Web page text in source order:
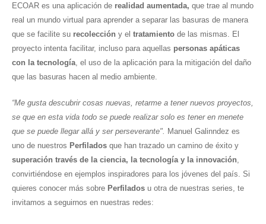
ECOAR es una aplicación de realidad aumentada, que trae al mundo
real un mundo virtual para aprender a separar las basuras de manera
que se facilite su recolección y el tratamiento de las mismas. El
proyecto intenta facilitar, incluso para aquellas personas apáticas
con la tecnología , el uso de la aplicación para la mitigación del daño
que las basuras hacen al medio ambiente.
“Me gusta descubrir cosas nuevas, retarme a tener nuevos proyectos,
se que en esta vida todo se puede realizar solo es tener en menete
que se puede llegar allá y ser perseverante".
Manuel Galinndez es
uno de nuestros Perfilados que han trazado un camino de éxito y
superación través de la ciencia, la tecnología y la innovación
convirtiéndose en ejemplos inspiradores para los jóvenes del país. Si
quieres conocer más sobre Perfilados u otra de nuestras series, te
invitamos a seguirnos en nuestras redes: